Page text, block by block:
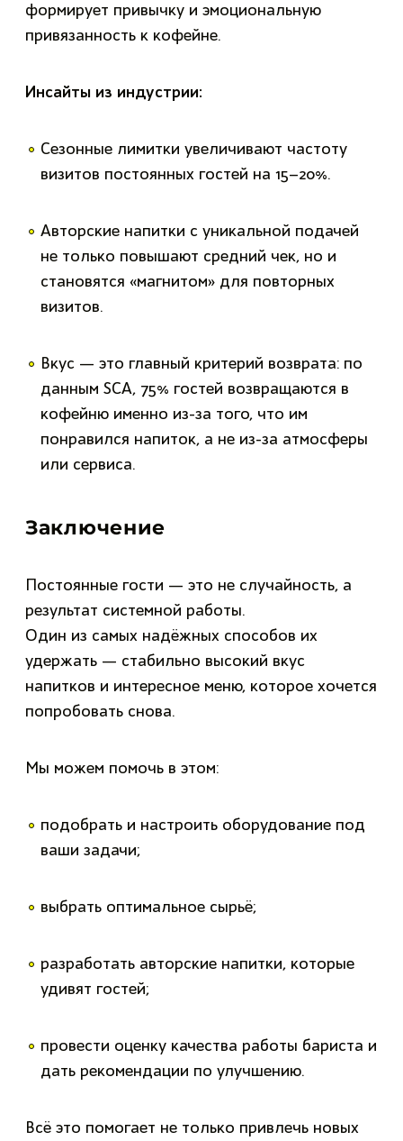
формирует привычку и эмоциональную
привязанность к кофейне.
Инсайты из индустрии:
Сезонные лимитки увеличивают частоту
визитов постоянных гостей на 15–20%.
Авторские напитки с уникальной подачей
не только повышают средний чек, но и
становятся «магнитом» для повторных
визитов.
Вкус — это главный критерий возврата: по
данным SCA, 75% гостей возвращаются в
кофейню именно из-за того, что им
понравился напиток, а не из-за атмосферы
или сервиса.
Заключение
Постоянные гости — это не случайность, а
результат системной работы.
Один из самых надёжных способов их
удержать — стабильно высокий вкус
напитков и интересное меню, которое хочется
попробовать снова.
Мы можем помочь в этом:
подобрать и настроить оборудование под
ваши задачи;
выбрать оптимальное сырьё;
разработать авторские напитки, которые
удивят гостей;
провести оценку качества работы бариста и
дать рекомендации по улучшению.
Всё это помогает не только привлечь новых